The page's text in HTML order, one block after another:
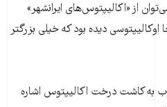
از «اکالیپتوس‌های ایرانشهر»
اوکالیپتوسی دیده بود که خیلی بزرگتر
به کاشت درخت اکالیپتوس اشاره